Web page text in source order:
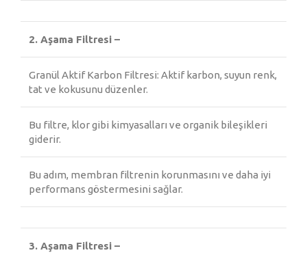
2. Aşama Filtresi –
Granül Aktif Karbon Filtresi: Aktif karbon, suyun renk,
tat ve kokusunu düzenler.
Bu filtre, klor gibi kimyasalları ve organik bileşikleri
giderir.
Bu adım, membran filtrenin korunmasını ve daha iyi
performans göstermesini sağlar.
3. Aşama Filtresi –